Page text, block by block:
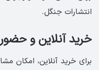
انتشارات جنگل.
خرید آنلاین و
برای خرید آنلاین، امکان